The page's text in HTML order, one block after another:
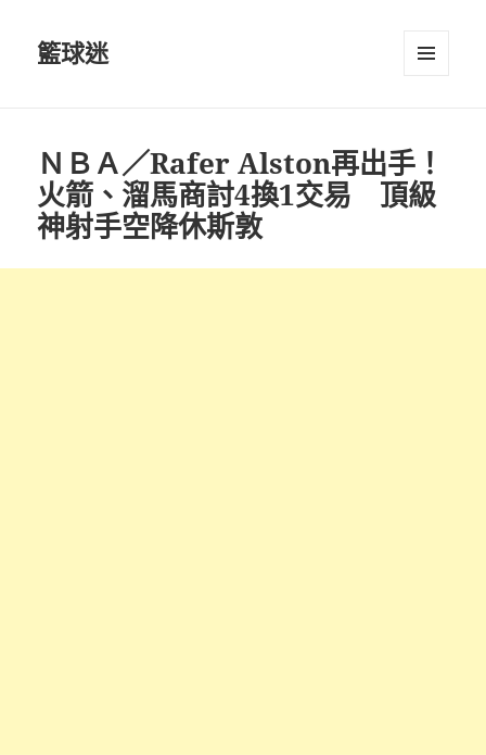
籃球迷
ＮＢＡ／Rafer Alston再出手！
火箭、溜馬商討4換1交易 頂級
神射手空降休斯敦